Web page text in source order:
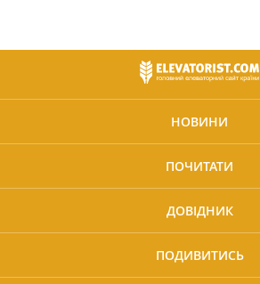
НОВИНИ
ПОЧИТАТИ
ДОВІДНИК
ПОДИВИТИСЬ